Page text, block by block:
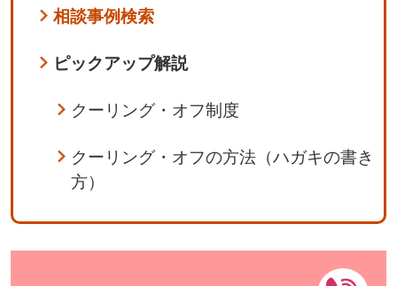
相談事例検索
ピックアップ解説
クーリング・オフ制度
クーリング・オフの方法（ハガキの書き
方）